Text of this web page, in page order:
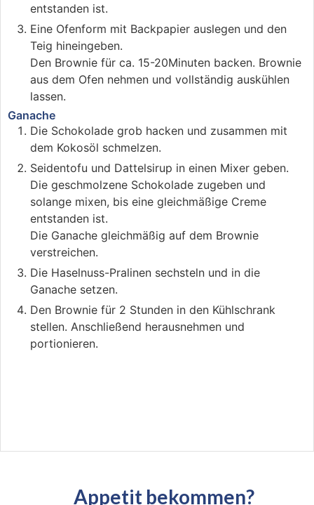
entstanden ist.
Eine Ofenform mit Backpapier auslegen und den
Teig hineingeben.
Den Brownie für ca. 15-20Minuten backen. Brownie
aus dem Ofen nehmen und vollständig auskühlen
lassen.
Ganache
Die Schokolade grob hacken und zusammen mit
dem Kokosöl schmelzen.
Seidentofu und Dattelsirup in einen Mixer geben.
Die geschmolzene Schokolade zugeben und
solange mixen, bis eine gleichmäßige Creme
entstanden ist.
Die Ganache gleichmäßig auf dem Brownie
verstreichen.
Die Haselnuss-Pralinen sechsteln und in die
Ganache setzen.
Den Brownie für 2 Stunden in den Kühlschrank
stellen. Anschließend herausnehmen und
portionieren.
Appetit bekommen?